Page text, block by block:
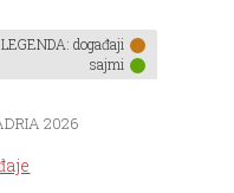
LEGENDA: događaji
sajmi
2026